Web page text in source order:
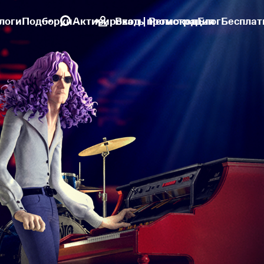
ПодборкиАктивировать промокодБлог
Вход | Регистрация